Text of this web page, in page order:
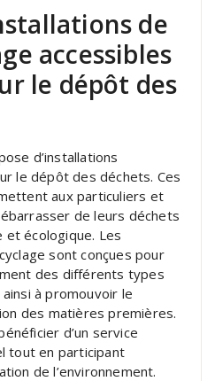
de
accessibles
le dépôt des
d’installations
le dépôt des déchets. Ces
aux particuliers et
de leurs déchets
et écologique. Les
sont conçues pour
des différents types
à promouvoir le
des matières premières.
d’un service
tout en participant
de l’environnement.